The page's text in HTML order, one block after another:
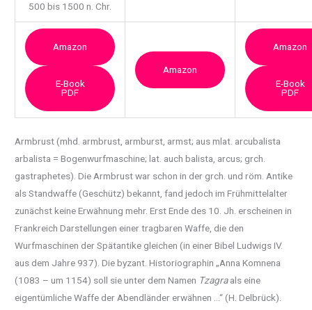
500 bis 1500 n. Chr.
Amazon
E-Book
PDF
Amazon
Amazon
E-Book
PDF
Armbrust (mhd. armbrust, armburst, armst; aus mlat. arcubalista
arbalista = Bogenwurfmaschine;lat. auch balista, arcus; grch.
gastraphetes). Die Armbrust war schon in der grch. und röm. Antike
als Standwaffe (Geschütz) bekannt, fand jedoch im Frühmittelalter
zunächst keine Erwähnung mehr. Erst Ende des 10. Jh. erscheinen in
Frankreich Darstellungen einer tragbaren Waffe, die den
Wurfmaschinen der Spätantike gleichen (in einer Bibel Ludwigs IV.
aus dem Jahre 937). Die byzant. Historiographin „Anna Komnena
(1083 – um 1154) soll sie unter dem Namen Tzagraals eine
eigentümliche Waffe der Abendländer erwähnen …“ (H. Delbrück).